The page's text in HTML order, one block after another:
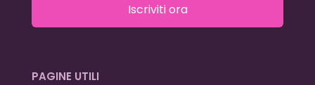
Iscriviti ora
PAGINE UTILI